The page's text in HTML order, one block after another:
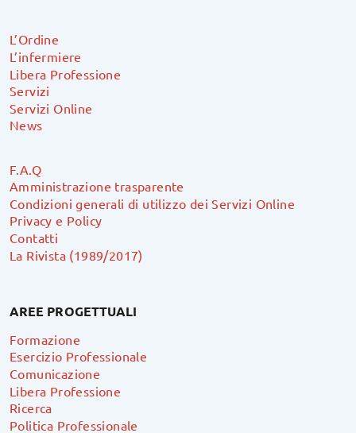
L’Ordine
L’infermiere
Libera Professione
Servizi
Servizi Online
News
F.A.Q
Amministrazione trasparente
Condizioni generali di utilizzo dei Servizi Online
Privacy e Policy
Contatti
La Rivista (1989/2017)
AREE PROGETTUALI
Formazione
Esercizio Professionale
Comunicazione
Libera Professione
Ricerca
Politica Professionale